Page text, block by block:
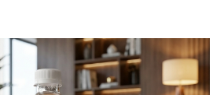
Lựa Chọn Nước Nhãn Riêng?